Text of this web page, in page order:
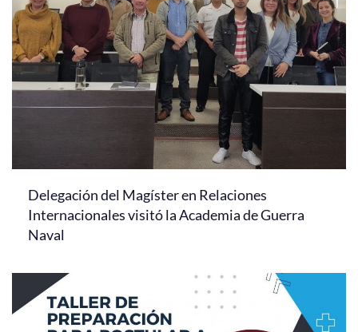
Delegación del Magíster en Relaciones
Internacionales visitó la Academia de Guerra
Naval